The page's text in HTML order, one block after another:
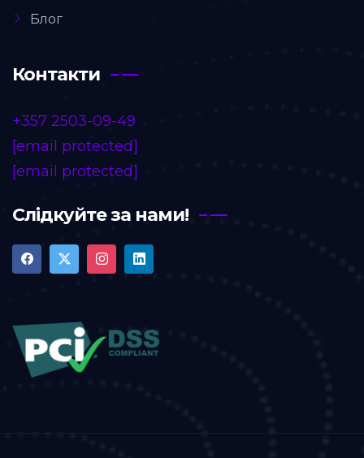
Блог
Контакти
+357 2503-09-49
[email protected]
[email protected]
Слідкуйте за нами!